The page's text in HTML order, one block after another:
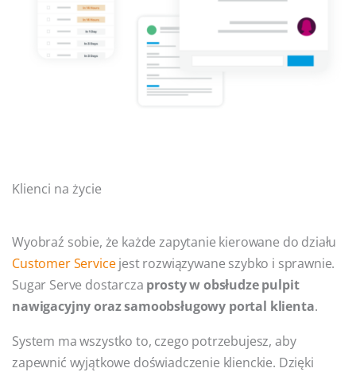
Klienci na życie
Wyobraź sobie, że każde zapytanie kierowane do działu
Customer Servicejest rozwiązywane szybko i sprawnie.
Sugar Serve dostarcza prosty w obsłudze pulpit
nawigacyjny oraz samoobsługowy portal klienta.
System ma wszystko to, czego potrzebujesz, aby
zapewnić wyjątkowe doświadczenie klienckie. Dzięki